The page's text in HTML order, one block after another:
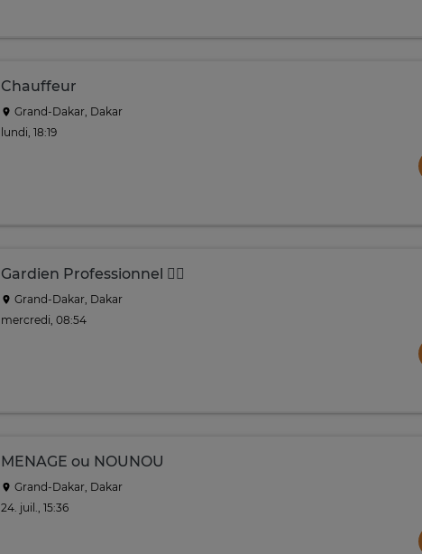
Chauffeur
Grand-Dakar, Dakar
lundi, 18:19
Gardien Professionnel 🧑‍✈️
Grand-Dakar, Dakar
mercredi, 08:54
MENAGE ou NOUNOU
Grand-Dakar, Dakar
24. juil., 15:36